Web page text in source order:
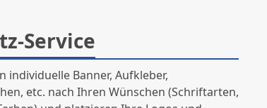
Service
individuelle Banner, Aufkleber,
etc. nach Ihren Wünschen (Schriftarten,